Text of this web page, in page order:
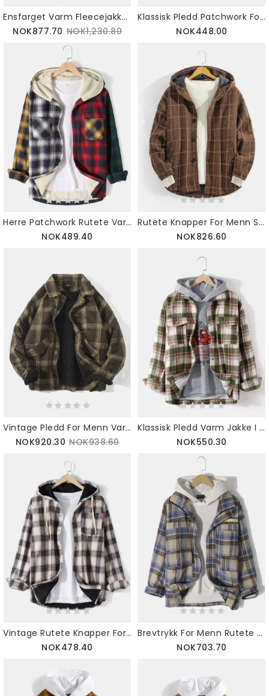
Ensfarget Varm Fleecejakke I Plysj Med Lange Ermer For Menn
NOK877.70 NOK1,230.80
Klassisk Pledd Patchwork For Menn Brystlomme Varmfôret Hettejakke
NOK448.00
Herre Patchwork Rutete Varm Fleecefôret Langermet Hettejakke
NOK489.40
Rutete Knapper For Menn Skrå Lomme Med Hettejakke I Ullstoff
NOK826.60
Vintage Pledd For Menn Varm Lammeull Foret Jakke Med Jakkeslag
NOK920.30 NOK938.60
Klassisk Pledd Varm Jakke I Ullstoff Langermet Jakke
NOK550.30
Vintage Rutete Knapper For Menn Tykk Varmfôret Hettejakke
NOK478.40
Brevtrykk For Menn Rutete Glidelås Varm Langermet Jakke Med Lomme
NOK703.70